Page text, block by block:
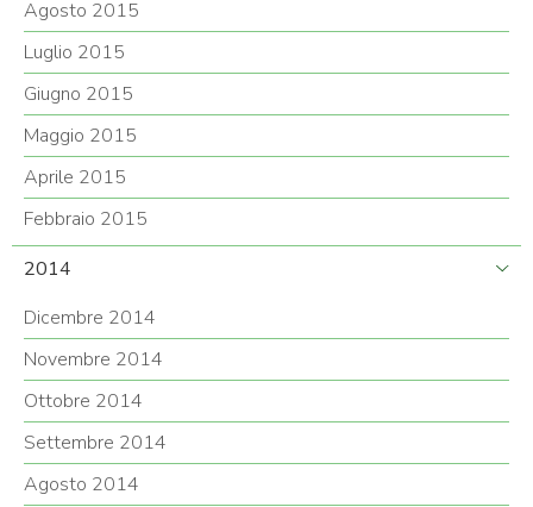
Agosto 2015
Luglio 2015
Giugno 2015
Maggio 2015
Aprile 2015
Febbraio 2015
2014
Dicembre 2014
Novembre 2014
Ottobre 2014
Settembre 2014
Agosto 2014